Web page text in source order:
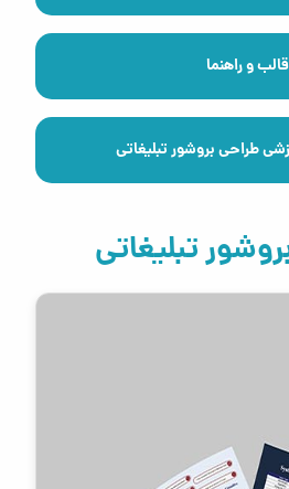
قالب و راهنما
طراحی بروشور تبلیغاتی
تبلیغاتی